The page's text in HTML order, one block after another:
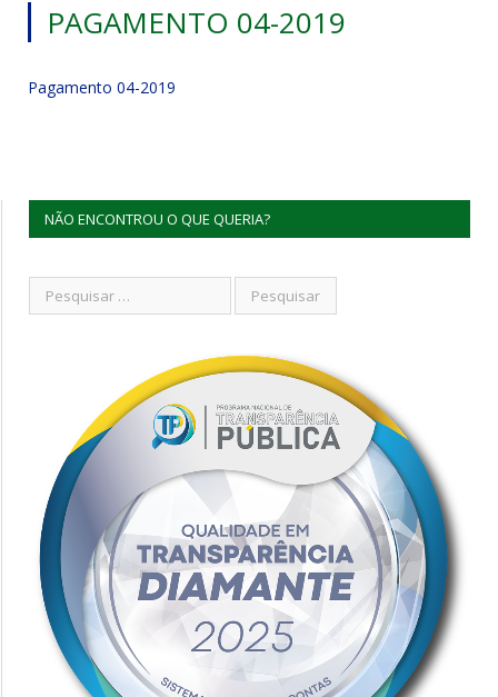
PAGAMENTO 04-2019
Pagamento 04-2019
NÃO ENCONTROU O QUE QUERIA?